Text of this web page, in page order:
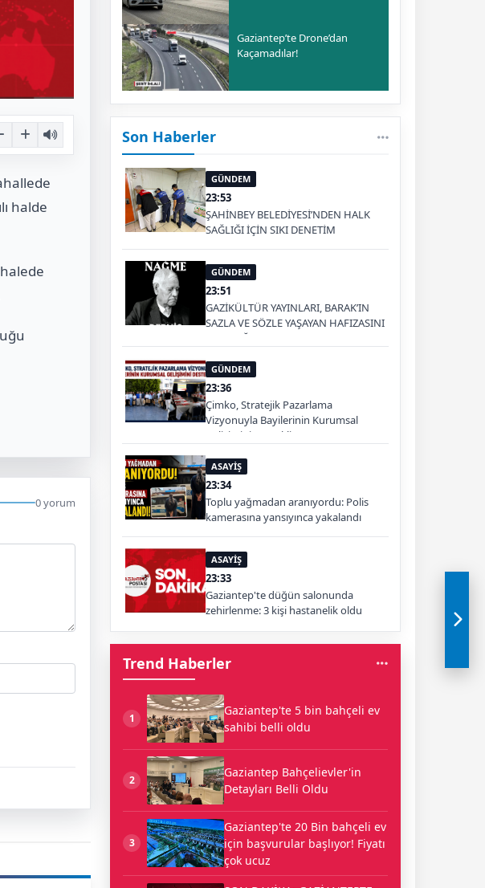
halde
0 yorum
Gaziantep’te Drone’dan
Kaçamadılar!
Son Haberler
GÜNDEM
23:53
ŞAHİNBEY BELEDİYESİ’NDEN HALK
SAĞLIĞI İÇİN SIKI DENETİM
GÜNDEM
23:51
GAZİKÜLTÜR YAYINLARI, BARAK’IN
SAZLA VE SÖZLE YAŞAYAN HAFIZASINI
GELECEĞE TAŞIYOR
GÜNDEM
23:36
Çimko, Stratejik Pazarlama
Vizyonuyla Bayilerinin Kurumsal
Gelişimini Destekliyor
ASAYİŞ
23:34
Toplu yağmadan aranıyordu: Polis
kamerasına yansıyınca yakalandı
ASAYİŞ
23:33
Gaziantep'te düğün salonunda
zehirlenme: 3 kişi hastanelik oldu
Trend Haberler
1
Gaziantep'te 5 bin bahçeli ev
sahibi belli oldu
2
Gaziantep Bahçelievler'in
Detayları Belli Oldu
3
Gaziantep'te 20 Bin bahçeli ev
için başvurular başlıyor! Fiyatı
çok ucuz